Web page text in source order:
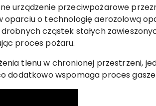
urządzenie przeciwpożarowe
oparciu o technologię aerozolową
cząstek stałych
proces pożaru.
tlenu w chronionej przestrzeni,
dodatkowo wspomaga proces